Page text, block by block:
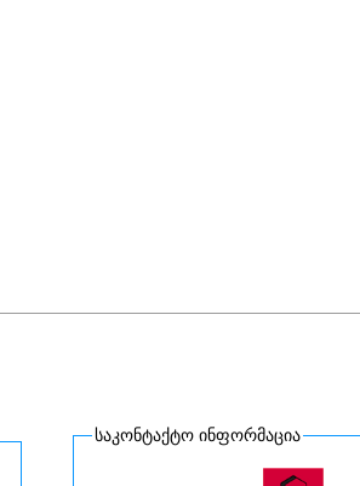
საკონტაქტო ინფორმაცია